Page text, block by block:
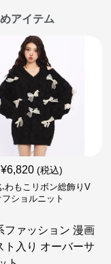
アイテム
¥6,820 (税込)
わもこリボン総飾りV
ショルニット